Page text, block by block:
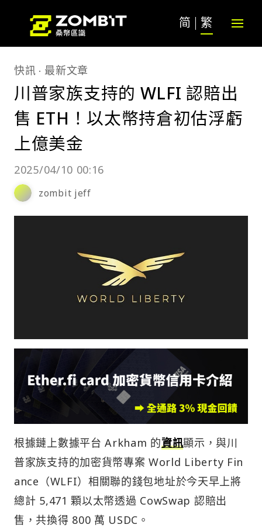
简 繁
快訊 最新文章
川普家族支持的 WLFI 認賠出
售 ETH！以太幣持倉初估浮虧
上億美金
2025/04/10 00:16
zombit jeff
根據鏈上數據平台 Arkham 的資訊顯示，與川
普家族支持的加密貨幣專案 World Liberty Fin
ance（WLFI）相關聯的錢包地址於今天早上將
總計 5,471 顆以太幣透過 CowSwap 認賠出
售，共換得 800 萬 USDC。